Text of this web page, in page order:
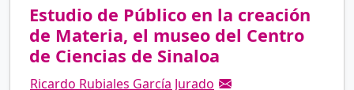
Estudio de Público en la creación
de Materia, el museo del Centro
de Ciencias de Sinaloa
Ricardo Rubiales García Jurado